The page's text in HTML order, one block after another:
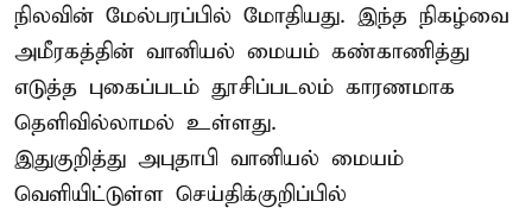
நிலவின் மேல்பரப்பில் மோதியது. இந்த நிகழ்வை
அமீரகத்தின் வானியல் மையம் கண்காணித்து
எடுத்த புகைப்படம் தூசிப்படலம் காரணமாக
தெளிவில்லாமல் உள்ளது.
இதுகுறித்து அபுதாபி வானியல் மையம்
வெளியிட்டுள்ள செய்திக்குறிப்பில்